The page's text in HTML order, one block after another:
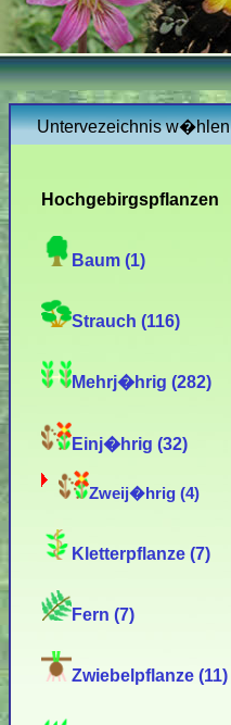
Untervezeichnis w�hlen
Hochgebirgspflanzen
Baum (1)
Strauch (116)
Mehrj�hrig (282)
Einj�hrig (32)
Zweij�hrig (4)
Kletterpflanze (7)
Fern (7)
Zwiebelpflanze (11)